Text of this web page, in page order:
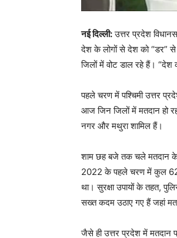
नई दिल्ली:उत्तर प्रदेश
देश के लोगों से देश को “डर”
जिलों में वोट डाल रहे हैं।
पहले चरण में पश्चिमी उत्तर
आज जिन जिलों में मतदान हो
नगर और मथुरा शामिल हैं।
शाम छह बजे तक चले मतदान
2022 के पहले चरण में कुल 623
था। सुरक्षा उपायों के तहत,
सख्त कदम उठाए गए हैं जहां
जैसे ही उत्तर प्रदेश में